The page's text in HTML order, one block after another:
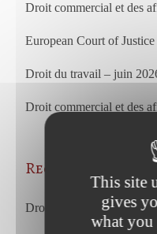
Droit commercial et des
European Court of
Droit du travail – juin
Droit commercial et des
Recent Posts
Droit du travail – juillet
This site
gives
what you